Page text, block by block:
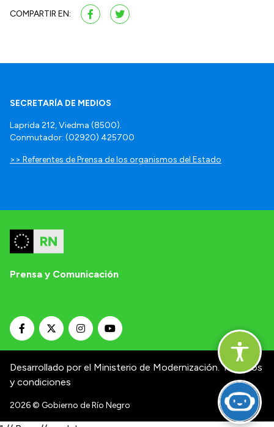
COMPARTIR EN:
SECRETARÍA DE MEDIOS
Laprida 212, Viedma (8500).
Conmutador: (02920) 425700
>> Referentes de Prensa de los organismos del Estado
Prensa y Comunicación
Desarrollado por el Ministerio de Modernización. Términos
y condiciones
2026© Gobierno de Río Negro